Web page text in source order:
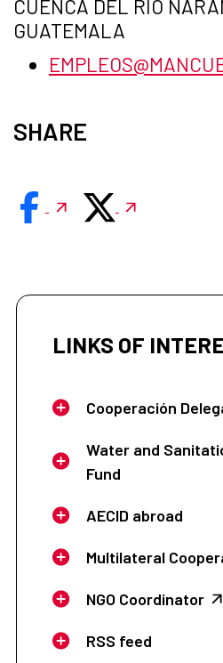
CUENCA DEL RÍO
GUATEMALA
SHARE
LINKS OF
Cooperación
Water and
Fund
AECID abroad
Multilateral
NGO Coordinator
RSS feed